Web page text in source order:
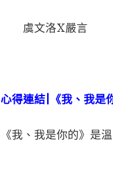
虞文洛X嚴言
心得連結| 《我、我
《我、我是你的》是